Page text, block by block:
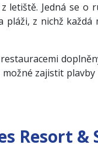
Jedná se
z nichž
zajistit
Resort &